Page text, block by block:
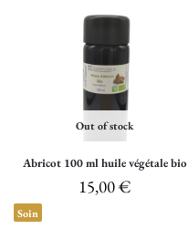
Out of stock
Abricot 100 ml huile végétale bio
15,00€
Soin